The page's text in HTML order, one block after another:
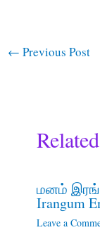
← Previous Post
மனம்
Irangum
Leave a